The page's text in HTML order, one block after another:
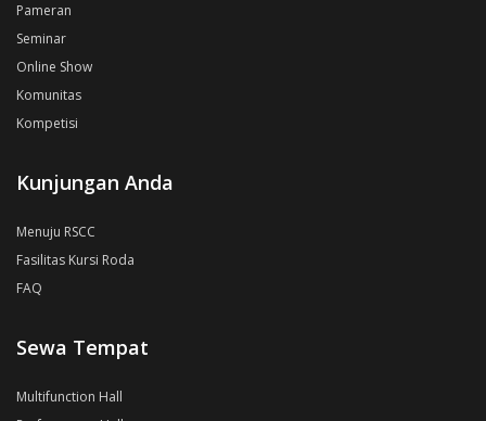
Pameran
Seminar
Online Show
Komunitas
Kompetisi
Kunjungan Anda
Menuju RSCC
Fasilitas Kursi Roda
FAQ
Sewa Tempat
Multifunction Hall